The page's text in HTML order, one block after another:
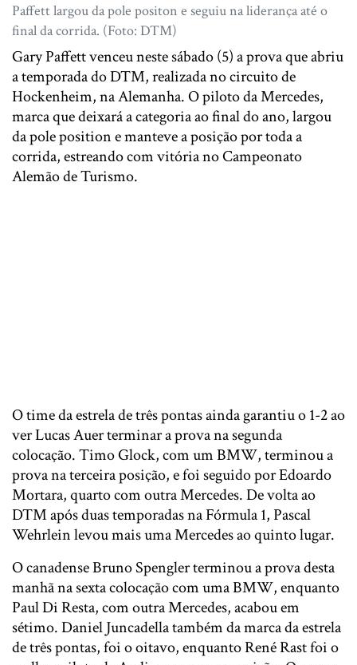
Paffett largou da pole positon e seguiu na liderança até o
final da corrida. (Foto: DTM)
Gary Paffett venceu neste sábado (5) a prova que abriu
a temporada do DTM, realizada no circuito de
Hockenheim, na Alemanha. O piloto da Mercedes,
marca que deixará a categoria ao final do ano, largou
da pole position e manteve a posição por toda a
corrida, estreando com vitória no Campeonato
Alemão de Turismo.
O time da estrela de três pontas ainda garantiu o 1-2 ao
ver Lucas Auer terminar a prova na segunda
colocação. Timo Glock, com um BMW, terminou a
prova na terceira posição, e foi seguido por Edoardo
Mortara, quarto com outra Mercedes. De volta ao
DTM após duas temporadas na Fórmula 1, Pascal
Wehrlein levou mais uma Mercedes ao quinto lugar.
O canadense Bruno Spengler terminou a prova desta
manhã na sexta colocação com uma BMW, enquanto
Paul Di Resta, com outra Mercedes, acabou em
sétimo. Daniel Juncadella também da marca da estrela
de três pontas, foi o oitavo, enquanto René Rast foi o